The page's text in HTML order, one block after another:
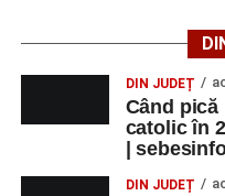
DIN JUDEȚ
Când pică
catolic în
|
DIN JUDEȚ